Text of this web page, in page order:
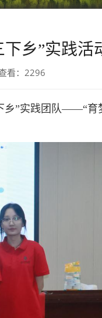
乡”实践活
： 2296
乡”实践团队——“育